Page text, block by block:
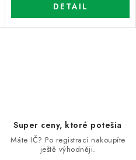
DETAIL
Super ceny, ktoré potešia
Máte IČ? Po registraci nakoupíte
ještě výhodněji.